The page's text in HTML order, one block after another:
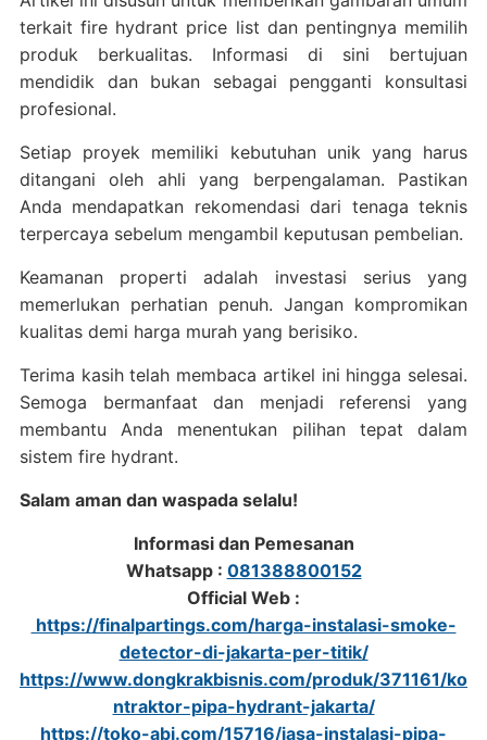
terkait fire hydrant price list dan pentingnya memilih
produk berkualitas. Informasi di sini bertujuan
mendidik dan bukan sebagai pengganti konsultasi
profesional.
Setiap proyek memiliki kebutuhan unik yang harus
ditangani oleh ahli yang berpengalaman. Pastikan
Anda mendapatkan rekomendasi dari tenaga teknis
terpercaya sebelum mengambil keputusan pembelian.
Keamanan properti adalah investasi serius yang
memerlukan perhatian penuh. Jangan kompromikan
kualitas demi harga murah yang berisiko.
Terima kasih telah membaca artikel ini hingga selesai.
Semoga bermanfaat dan menjadi referensi yang
membantu Anda menentukan pilihan tepat dalam
sistem fire hydrant.
Salam aman dan waspada selalu!
Informasi dan Pemesanan
Whatsapp : 081388800152
Official Web :
https://finalpartings.com/harga-instalasi-smoke-
detector-di-jakarta-per-titik/
https://www.dongkrakbisnis.com/produk/371161/ko
ntraktor-pipa-hydrant-jakarta/
https://toko-abi.com/15716/jasa-instalasi-pipa-